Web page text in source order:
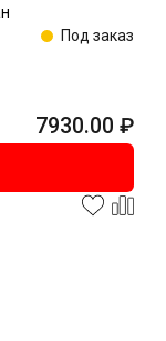
Под заказ
7930.00 ₽